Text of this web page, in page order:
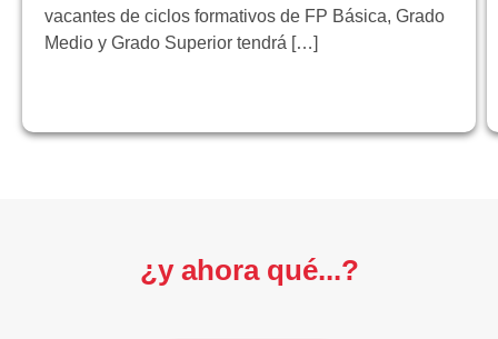
vacantes de ciclos formativos de FP Básica, Grado
Medio y Grado Superior tendrá […]
¿y ahora qué...?